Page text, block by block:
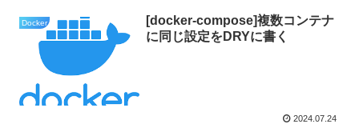
Docker
[docker-compose]複数コンテナ
に同じ設定をDRYに書く
2024.07.24